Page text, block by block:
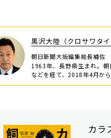
黒沢大陸（クロサワタイ
朝日新聞大阪編集局長補佐
1963年、長野県生まれ。
などを経て、2018年4月か
カラ